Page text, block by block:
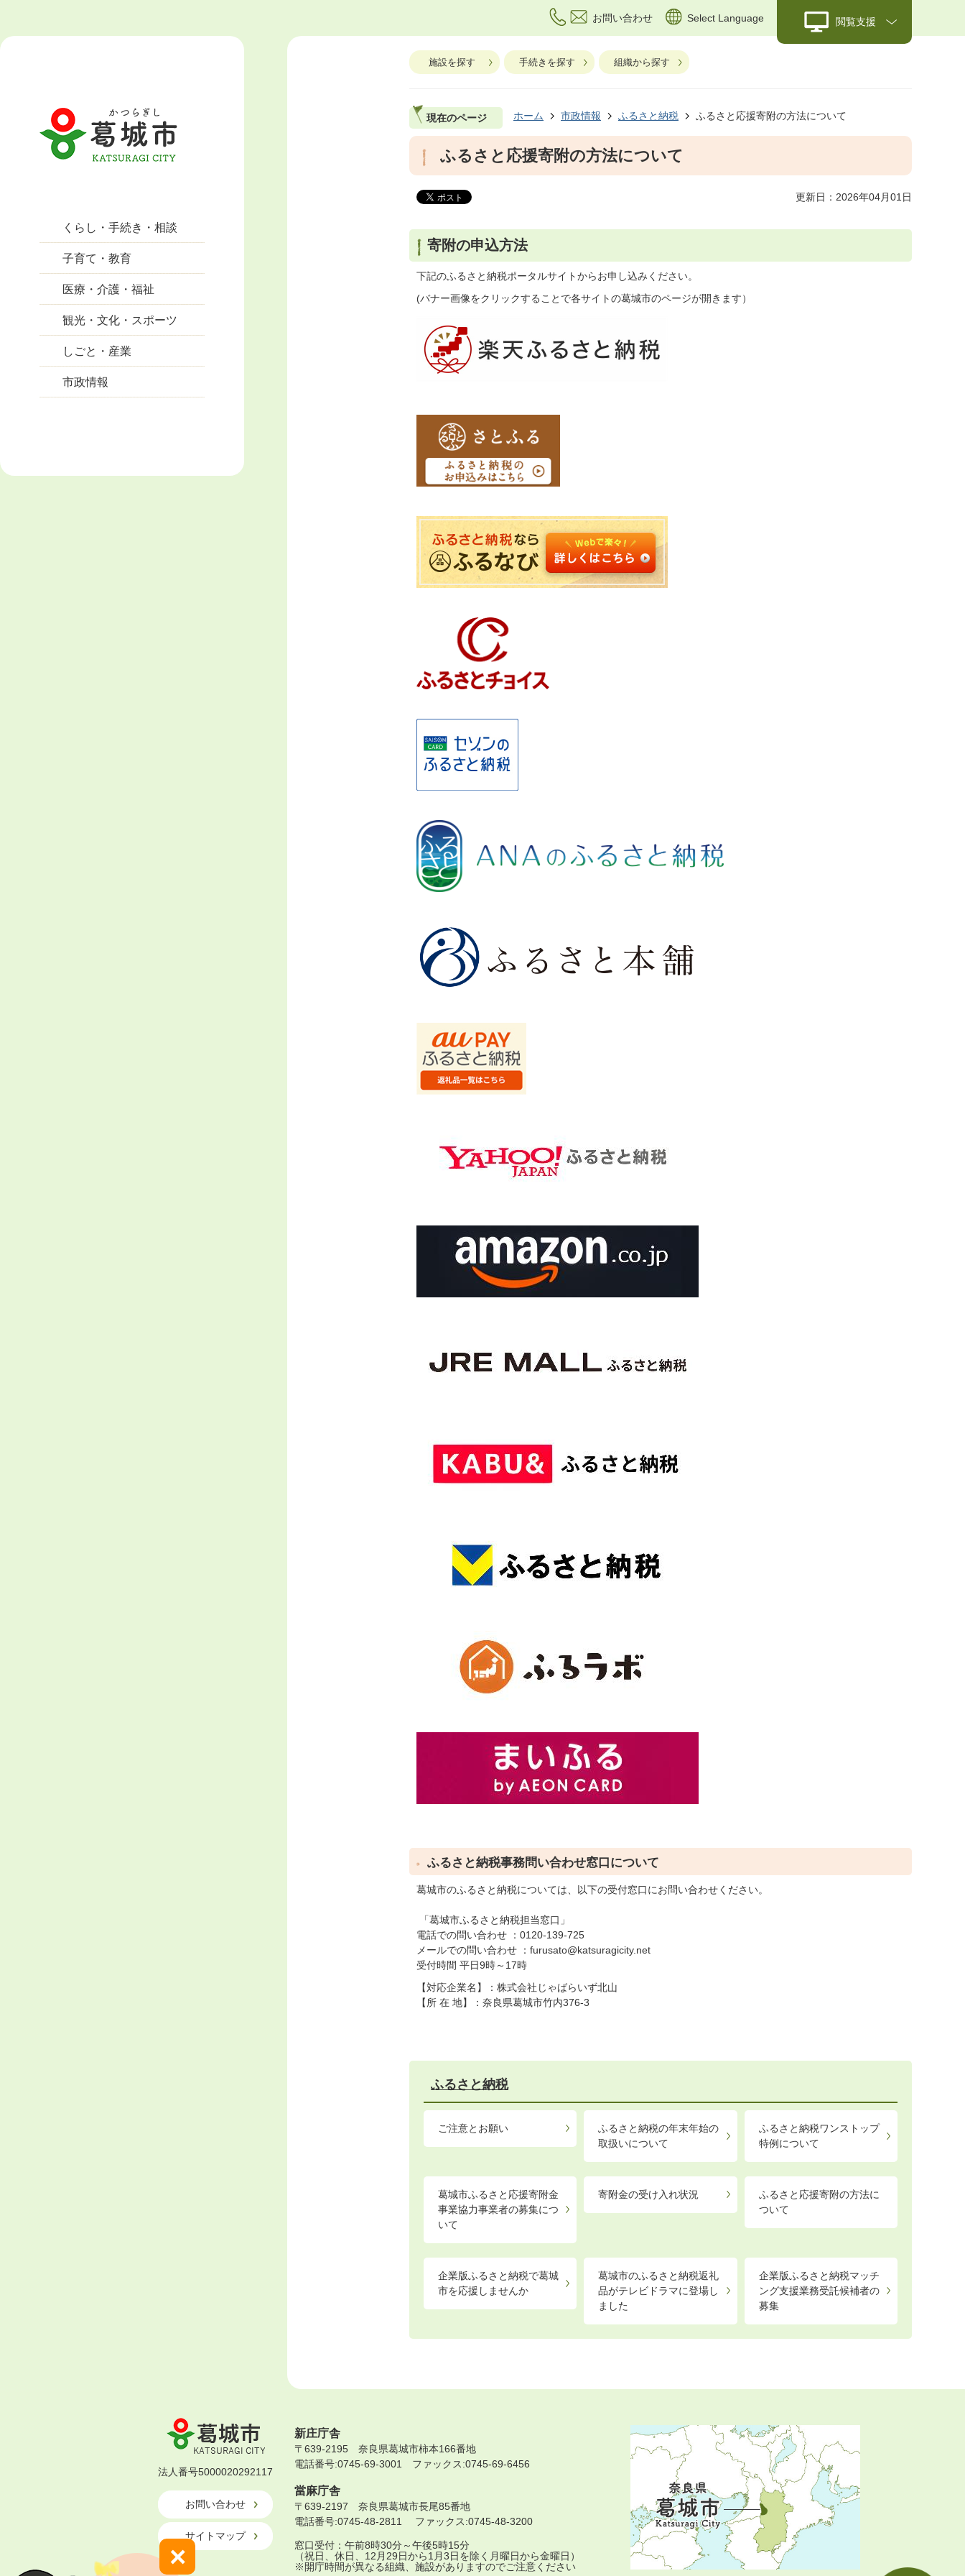
お問い合わせ Select Language 閲覧支援
くらし・手続き・相談
子育て・教育
医療・介護・福祉
観光・文化・スポーツ
しごと・産業
市政情報
施設を探す 手続きを探す 組織から探す
現在のページ ホーム 市政情報 ふるさと納税 ふるさと応援寄附の方法について
ふるさと応援寄附の方法について
更新日：2026年04月01日
寄附の申込方法
下記のふるさと納税ポータルサイトからお申し込みください。
(バナー画像をクリックすることで各サイトの葛城市のページが開きます）
ふるさと納税事務問い合わせ窓口について
葛城市のふるさと納税については、以下の受付窓口にお問い合わせください。
「葛城市ふるさと納税担当窓口」
電話での問い合わせ ：0120-139-725
メールでの問い合わせ ： furusato@katsuragicity.net
受付時間 平日9時～17時
【対応企業名】：株式会社じゃばらいず北山
【所 在 地】：奈良県葛城市竹内376-3
ふるさと納税
ご注意とお願い
ふるさと納税の年末年始の
取扱いについて
ふるさと納税ワンストップ
特例について
葛城市ふるさと応援寄附金
事業協力事業者の募集につ
いて
寄附金の受け入れ状況
ふるさと応援寄附の方法に
ついて
企業版ふるさと納税で葛城
市を応援しませんか
葛城市のふるさと納税返礼
品がテレビドラマに登場し
ました
企業版ふるさと納税マッチ
ング支援業務受託候補者の
募集
葛
城
市
KATSURAGI
CITY
法人番号5000020292117
お問い合わせ
サイトマップ
新庄庁舎
〒639-2195 奈良県葛城市柿本166番地
電話番号:0745-69-3001 ファックス:0745-69-6456
當麻庁舎
〒639-2197 奈良県葛城市長尾85番地
電話番号:0745-48-2811 ファックス:0745-48-3200
窓口受付：午前8時30分～午後5時15分
（祝日、休日、12月29日から1月3日を除く月曜日から金曜日）
※開庁時間が異なる組織、施設がありますのでご注意ください
×